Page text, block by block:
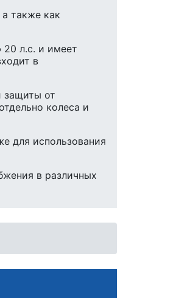
также как
л.с. и имеет
в
защиты от
колеса и
для использования
в различных